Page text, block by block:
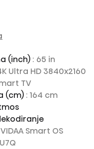
(inch) : 65 in
Ultra HD 3840x2160
TV
(cm) : 164 cm
Smart OS